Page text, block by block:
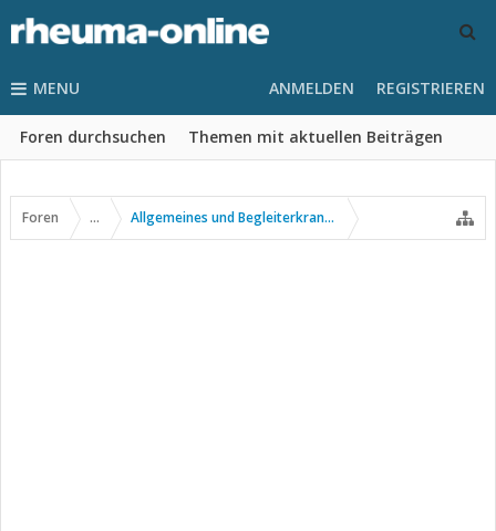
MENU
Foren durchsuchen Themen mit aktuellen Beiträgen
ANMELDEN REGISTRIEREN
Foren ... Allgemeines und Begleiterkrankungen